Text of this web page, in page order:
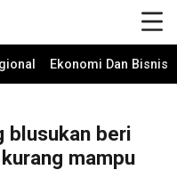
Ekonomi Dan Bisnis
blusukan beri
mampu